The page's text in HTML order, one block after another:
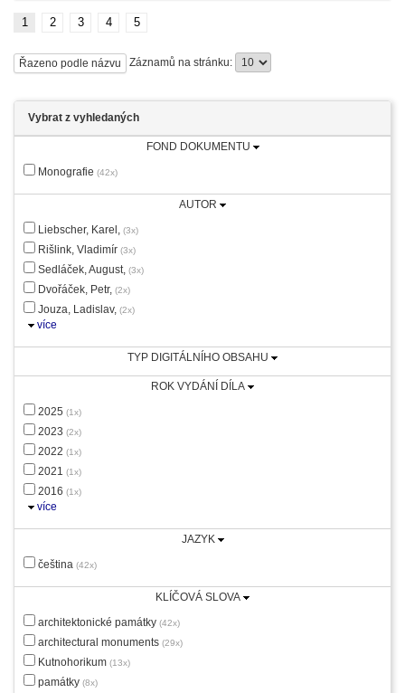
1 2 3 4 5
Řazeno podle názvu Záznamů na stránku:
Vybrat z vyhledaných
FOND DOKUMENTU
Monografie (42x)
AUTOR
Liebscher, Karel,
(3x)
Rišlink, Vladimír (3x)
Sedláček, August, (3x)
Dvořáček, Petr, (2x)
Jouza, Ladislav, (2x)
více
TYP DIGITÁLNÍHO OBSAHU
ROK VYDÁNÍ DÍLA
2025 (1x)
2023 (2x)
2022 (1x)
2021 (1x)
2016 (1x)
více
JAZYK
čeština (42x)
KLÍČOVÁ SLOVA
architektonické památky (42x)
architectural monuments (29x)
Kutnohorikum (13x)
památky (8x)